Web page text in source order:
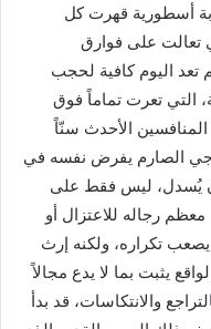
أسطورية قهرت كل
تعالت على فوارق
تعد اليوم كافية لحجب
التي تعرت تماماً فوق
الأحدث سنّاً
الصارم يفرض نفسه في
أن يُسدل، ليس فقط على
رجاله للاعتزال أو
يصعب تكراره، ولكنه إرث
يثبت بما لا يدع مجالاً
والانتكاسات، قد بدأ